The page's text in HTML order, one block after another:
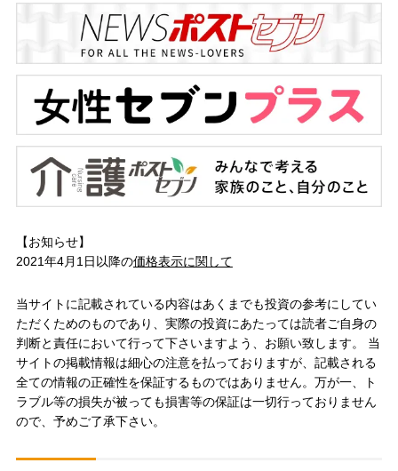
【お知らせ】
2021年4月1日以降の価格表示に関して
当サイトに記載されている内容はあくまでも投資の参考にしてい
ただくためのものであり、実際の投資にあたっては読者ご自身の
判断と責任において行って下さいますよう、お願い致します。 当
サイトの掲載情報は細心の注意を払っておりますが、記載される
全ての情報の正確性を保証するものではありません。万が一、ト
ラブル等の損失が被っても損害等の保証は一切行っておりません
ので、予めご了承下さい。